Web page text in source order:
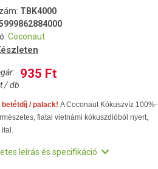
TBK4000
Coconaut
935 Ft
/ db
betétdíj / palack! A Coconaut Kókuszvíz 100%-
fiatal vietnámi kókuszdióból nyert,
ital.
leírás és specifikáció